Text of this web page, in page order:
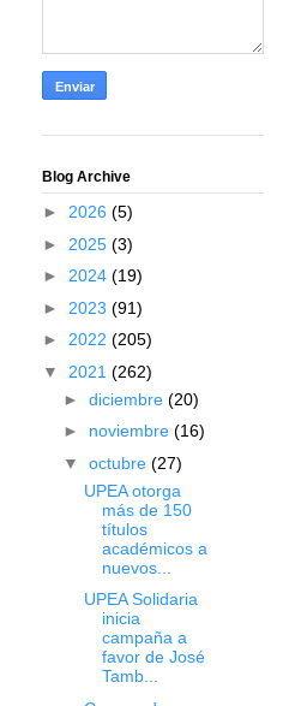
Blog Archive
► 2026 (5)
► 2025 (3)
► 2024 (19)
► 2023 (91)
► 2022 (205)
▼ 2021 (262)
► diciembre (20)
► noviembre (16)
▼ octubre (27)
UPEA otorga
más de 150
títulos
académicos a
nuevos...
UPEA Solidaria
inicia
campaña a
favor de José
Tamb...